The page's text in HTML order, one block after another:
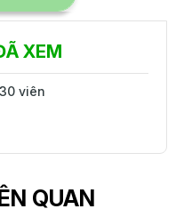
XEM
viên
QUAN